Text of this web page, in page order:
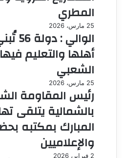
المطري
25 مارس، 2026
أهلها والتعليم
الشعبي
25 مارس، 2026
رئيس المقاومة
بالشمالية يتلقى
المبارك بمكتبه
والإعلاميين
2 فبراير، 2026